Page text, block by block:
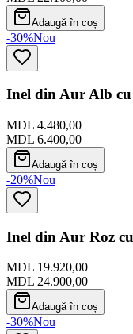
Adaugă în coș
-30%Nou
Inel din Aur Alb
MDL 4.480,00
MDL 6.400,00
Adaugă în coș
-20%Nou
Inel din Aur Roz
MDL 19.920,00
MDL 24.900,00
Adaugă în coș
-30%Nou